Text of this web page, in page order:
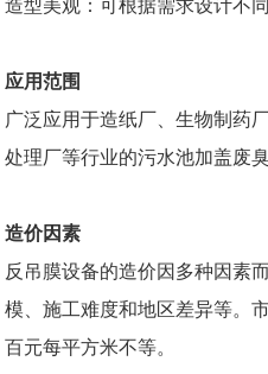
造型美观：可根据需求设计不
应用范围
广泛应用于造纸厂、生物制药
处理厂等行业的污水池加盖废臭
造价因素
反吊膜设备的造价因多种因素
模、施工难度和地区差异等。
百元每平方米不等。